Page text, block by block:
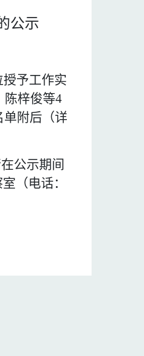
公示
予工作实
陈梓俊等4
附后（详
公示期间
（电话：